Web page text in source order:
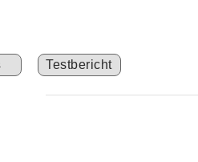
Testbericht